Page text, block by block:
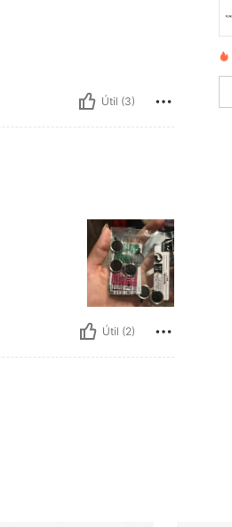
Útil (3)
Útil (2)